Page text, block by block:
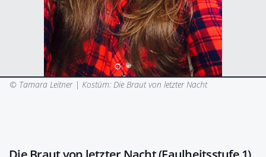
© Tamara Leitner | Kostüm: Die Braut von letzter Nacht